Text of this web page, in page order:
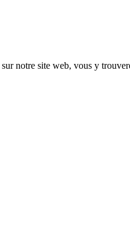
sur notre site web, vous y